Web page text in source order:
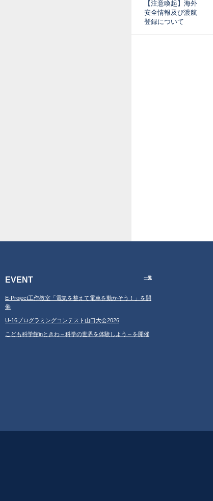
【注意喚起】海外
安全情報及び渡航
登録について
EVENT 一覧
E-Project工作教室「電気を整えて電車を動かそう！」を開
催
U-16プログラミングコンテスト山口大会2026
こども科学館inときわ～科学の世界を体験しよう～を開催